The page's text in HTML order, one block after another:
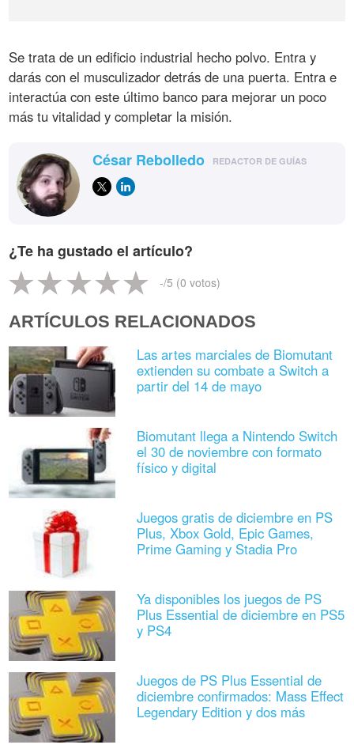
Se trata de un edificio industrial hecho polvo. Entra y
darás con el musculizador detrás de una puerta. Entra e
interactúa con este último banco para mejorar un poco
más tu vitalidad y completar la misión.
César Rebolledo REDACTOR DE GUÍAS
¿Te ha gustado el artículo?
-/5 (0 votos)
ARTÍCULOS RELACIONADOS
Las artes marciales de Biomutant
extienden su combate a Switch a
partir del 14 de mayo
Biomutant llega a Nintendo Switch
el 30 de noviembre con formato
físico y digital
Juegos gratis de diciembre en PS
Plus, Xbox Gold, Epic Games,
Prime Gaming y Stadia Pro
Ya disponibles los juegos de PS
Plus Essential de diciembre en PS5
y PS4
Juegos de PS Plus Essential de
diciembre confirmados: Mass Effect
Legendary Edition y dos más